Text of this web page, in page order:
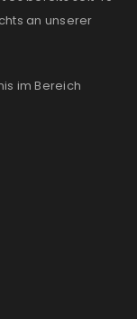
an unserer
im Bereich